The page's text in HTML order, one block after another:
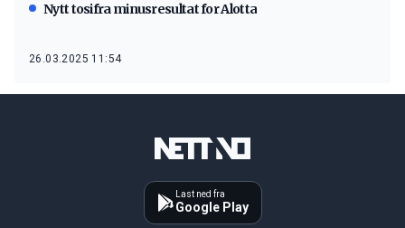
Nytt tosifra minusresultat for Alotta
26.03.2025 11:54
Last ned fra
Google Play